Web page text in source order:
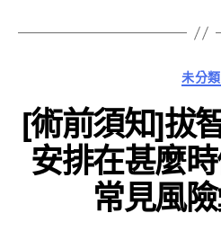
分
類
未分類
[術前須知]拔
安排在甚麼
常見風險